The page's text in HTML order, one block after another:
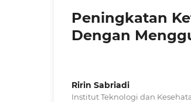
Peningkatan
Dengan
Ririn Sabriadi
Institut Teknologi dan